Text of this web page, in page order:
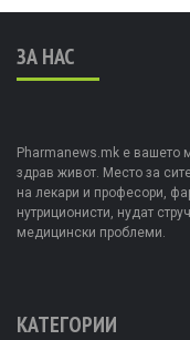
ЗА НАС
Pharmanews.mk е вашето
здрав живот. Место за
на лекари и професори,
нутриционисти, нудат
медицински проблеми.
КАТЕГОРИИ